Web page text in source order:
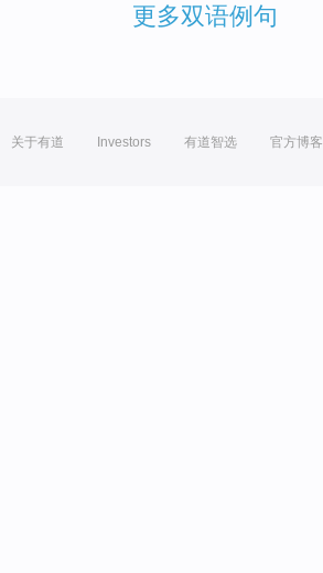
更多双语例句
关于有道 Investors 有道智选 官方博客